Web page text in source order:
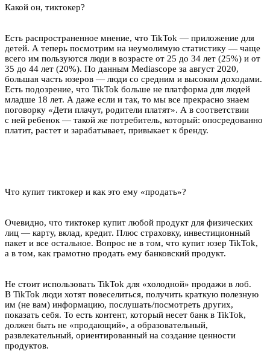
Какой он, тиктокер?
Есть распространенное мнение, что TikTok — приложение для
детей. А теперь посмотрим на неумолимую статистику — чаще
всего им пользуются люди в возрасте от 25 до 34 лет (25%) и от
35 до 44 лет (20%). По данным Mediascope за август 2020,
большая часть юзеров — люди со средним и высоким доходами.
Есть подозрение, что TikTok больше не платформа для людей
младше 18 лет. А даже если и так, то мы все прекрасно знаем
поговорку «Дети плачут, родители платят». А в соответствии
с ней ребенок — такой же потребитель, который: опосредованно
платит, растет и зарабатывает, привыкает к бренду.
Что купит тиктокер и как это ему «продать»?
Очевидно, что тиктокер купит любой продукт для физических
лиц — карту, вклад, кредит. Плюс страховку, инвестиционный
пакет и все остальное. Вопрос не в том, что купит юзер TikTok,
а в том, как грамотно продать ему банковский продукт.
Не стоит использовать TikTok для «холодной» продажи в лоб.
В TikTok люди хотят повеселиться, получить краткую полезную
им (не вам) информацию, послушать/посмотреть других,
показать себя. То есть контент, который несет банк в TikTok,
должен быть не «продающий», а образовательный,
развлекательный, ориентированный на создание ценности
продуктов.